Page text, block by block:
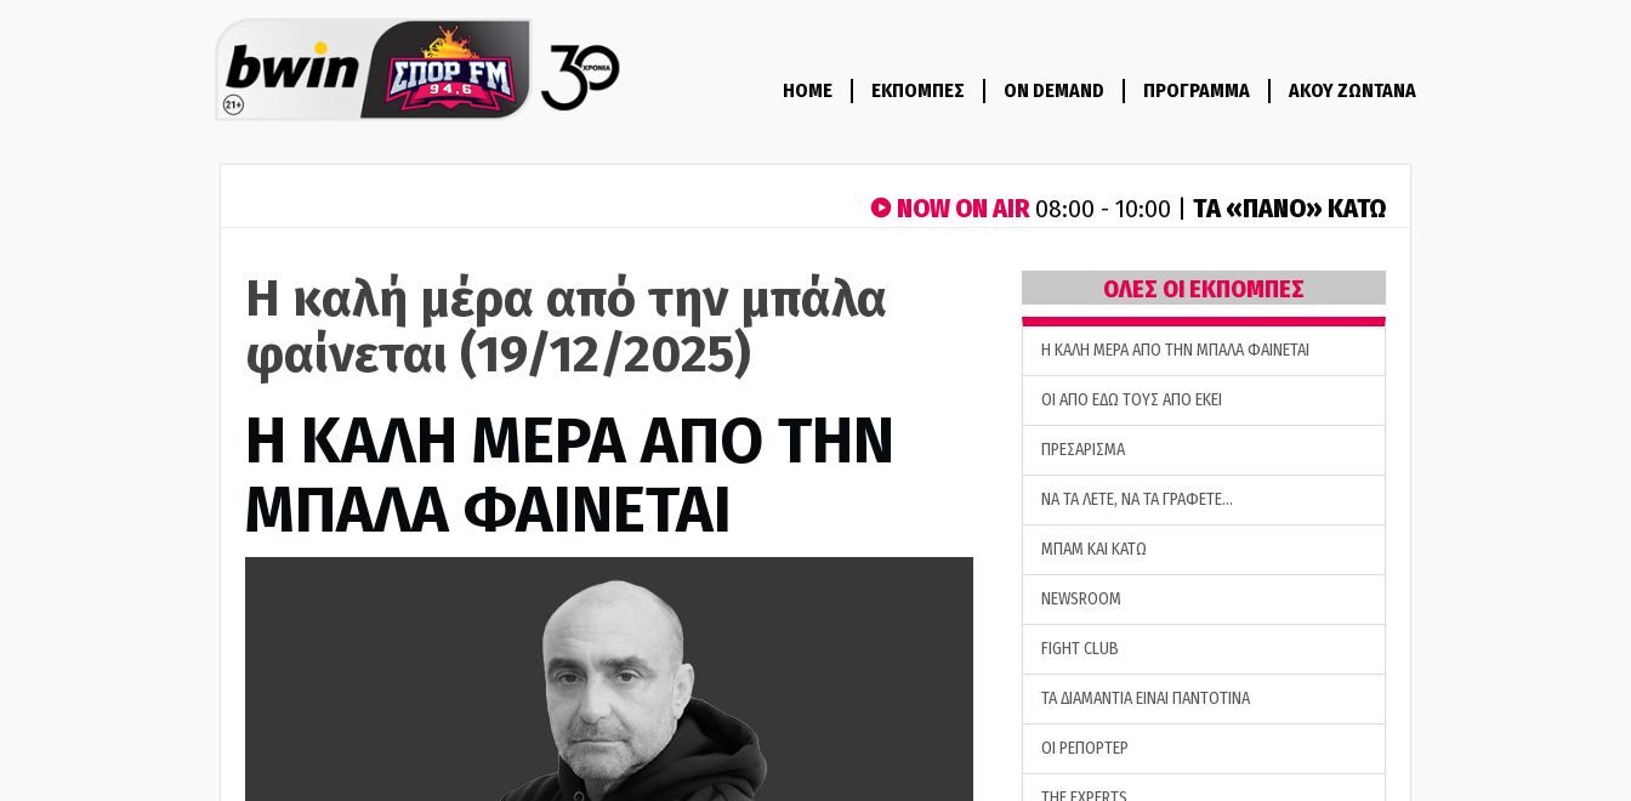
HOME ΕΚΠΟΜΠΕΣ ON DEMAND ΠΡΟΓΡΑΜΜΑ ΑΚΟΥ ΖΩΝΤΑΝΑ
NOW ON AIR08:00 - 10:00 | ΤA «ΠΑΝΟ» ΚΑΤΩ
Η καλή μέρα από την μπάλα
φαίνεται (19/12/2025)
H ΚΑΛΗ ΜΕΡΑ ΑΠΟ ΤΗΝ
ΜΠΑΛΑ ΦΑΙΝΕΤΑΙ
ΟΛΕΣ ΟΙ ΕΚΠΟΜΠΕΣ
H ΚΑΛΗ ΜΕΡΑ ΑΠΟ ΤΗΝ ΜΠΑΛΑ ΦΑΙΝΕΤΑΙ
ΟΙ ΑΠΟ ΕΔΩ ΤΟΥΣ ΑΠΟ ΕΚΕΙ
ΠΡΕΣΑΡΙΣΜΑ
ΝΑ ΤΑ ΛΕΤΕ, ΝΑ ΤΑ ΓΡΑΦΕΤΕ…
ΜΠΑΜ ΚΑΙ ΚΑΤΩ
NEWSROOM
FIGHT CLUB
ΤΑ ΔΙΑΜΑΝΤΙΑ ΕΙΝΑΙ ΠΑΝΤΟΤΙΝΑ
ΟΙ ΡΕΠΟΡΤΕΡ